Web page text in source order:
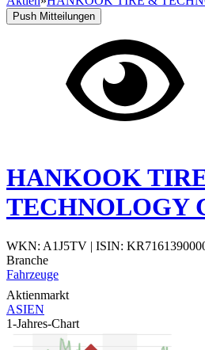
Push Mitteilungen
HANKOOK
TECHNOLOGY
WKN: A1J5TV | ISIN:
Branche
Fahrzeuge
Aktienmarkt
ASIEN
1-Jahres-Chart